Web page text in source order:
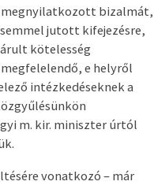
megnyilatkozott bizalmát,
jutott kifejezésre,
kötelesség
e helyről
intézkedéseknek a
m. kir. miniszter úrtól
vonatkozó – már